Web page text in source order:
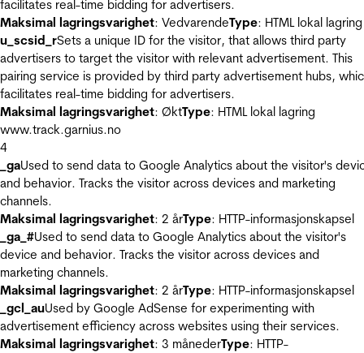
facilitates real-time bidding for advertisers.
Maksimal lagringsvarighet: VedvarendeType: HTML lokal lagring
u_scsid_rSets a unique ID for the visitor, that allows third party
advertisers to target the visitor with relevant advertisement. This
pairing service is provided by third party advertisement hubs,
facilitates real-time bidding for advertisers.
Maksimal lagringsvarighet: ØktType: HTML lokal lagring
www.track.garnius.no
4
_gaUsed to send data to Google Analytics about the visitor's
and behavior. Tracks the visitor across devices and marketing
channels.
Maksimal lagringsvarighet: 2 årType: HTTP-informasjonskapsel
_ga_#Used to send data to Google Analytics about the visitor's
device and behavior. Tracks the visitor across devices and
marketing channels.
Maksimal lagringsvarighet: 2 årType: HTTP-informasjonskapsel
_gcl_auUsed by Google AdSense for experimenting with
advertisement efficiency across websites using their services.
Maksimal lagringsvarighet: 3 månederType: HTTP-